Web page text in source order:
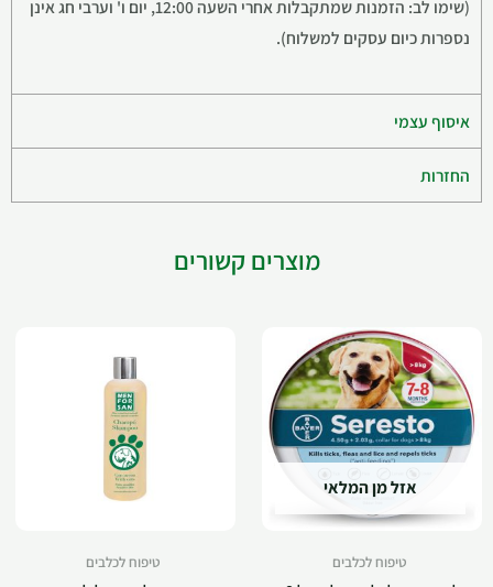
(שימו לב: הזמנות שמתקבלות אחרי השעה 12:00, יום ו' וערבי חג אינן
נספרות כיום עסקים למשלוח).
איסוף עצמי
החזרות
מוצרים קשורים
אזל מן המלאי
טיפוח לכלבים טיפוח לכלבים